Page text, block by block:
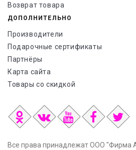
Возврат товара
ДОПОЛНИТЕЛЬНО
Производители
Подарочные сертификаты
Партнёры
Карта сайта
Товары со скидкой
Все права принадлежат ООО "Фирма